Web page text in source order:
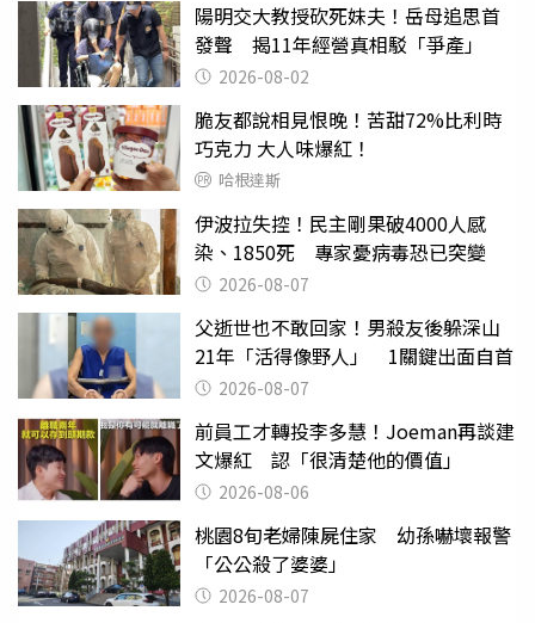
陽明交大教授砍死妹夫！岳母追思首
發聲 揭11年經營真相駁「爭產」
2026-08-02
脆友都說相見恨晚！苦甜72%比利時
巧克力 大人味爆紅！
哈根達斯
伊波拉失控！民主剛果破4000人感
染、1850死 專家憂病毒恐已突變
2026-08-07
父逝世也不敢回家！男殺友後躲深山
21年「活得像野人」 1關鍵出面自首
2026-08-07
前員工才轉投李多慧！Joeman再談建
文爆紅 認「很清楚他的價值」
2026-08-06
桃園8旬老婦陳屍住家 幼孫嚇壞報警
「公公殺了婆婆」
2026-08-07